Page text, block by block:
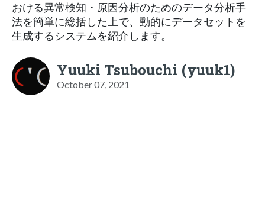
おける異常検知・原因分析のためのデータ分析手
法を簡単に総括した上で、動的にデータセットを
生成するシステムを紹介します。
Yuuki Tsubouchi (yuuk1)
October 07, 2021